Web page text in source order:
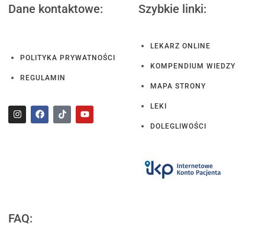
Dane kontaktowe:
POLITYKA PRYWATNOŚCI
REGULAMIN
Szybkie linki:
LEKARZ ONLINE
KOMPENDIUM WIEDZY
MAPA STRONY
LEKI
DOLEGLIWOŚCI
FAQ: